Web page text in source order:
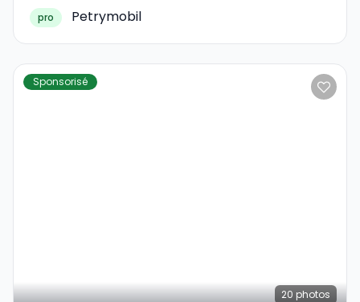
pro Petrymobil
Sponsorisé
20 photos